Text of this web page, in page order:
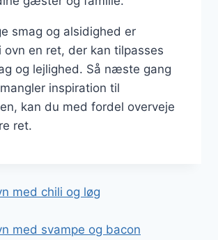
smag og alsidighed er
ovn en ret, der kan tilpasses
og lejlighed. Så næste gang
inspiration til
kan du med fordel overveje
ret.
med chili og løg
med svampe og bacon